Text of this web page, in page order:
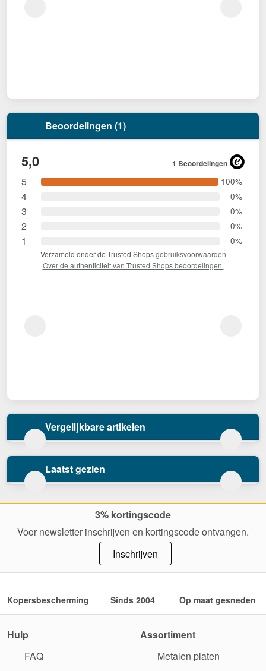
Beoordelingen (1)
5,0 1 Beoordelingen
5 100%
4 0%
3 0%
2 0%
1 0%
Verzameld onder de Trusted Shopsgebruiksvoorwaarden
Over de authenticiteit van Trusted Shops beoordelingen.
Vergelijkbare artikelen
Laatst gezien
3% kortingscode
Voor newsletter inschrijven en kortingscode ontvangen.
Inschrijven
Kopersbescherming Sinds 2004 Op maat gesneden
Hulp
FAQ
Assortiment
Metalen platen